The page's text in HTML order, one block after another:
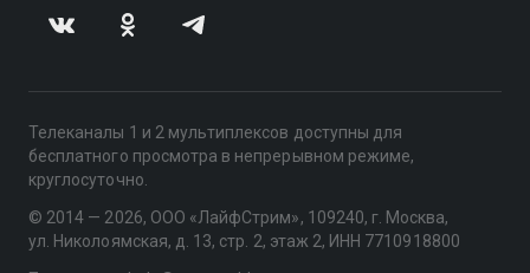
Телеканалы 1 и 2 мультиплексов доступны для
бесплатного просмотра в непрерывном режиме,
круглосуточно.
© 2014 — 2026, ООО «ЛайфСтрим», 109240, г. Москва,
ул. Николоямская, д. 13, стр. 2, этаж 2, ИНН 7710918800